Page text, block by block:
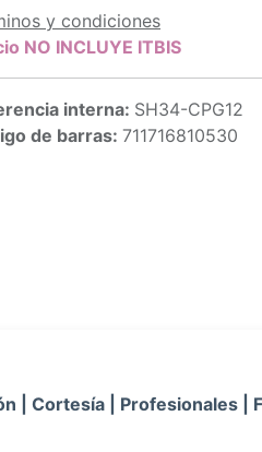
y condiciones
NO INCLUYE ITBIS
interna: SH34-CPG12
de barras: 711716810530
| Cortesía | Profesionales |